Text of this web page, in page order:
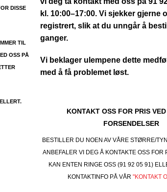
DISSE
TIL
OSS PÅ
kl. 10:00–17:00. Vi sjekker gjerne
registrert, slik at du unngår å
ganger.
Vi beklager ulempene dette
med å få problemet løst.
KONTAKT OSS FOR PRIS
FORSENDELSER
BESTILLER DU NOEN AV VÅRE STØRRE/
ANBEFALER VI DEG Å KONTAKTE OSS FOR
KAN ENTEN RINGE OSS (91 92 05 91)
KONTAKTINFO PÅ VÅR "KONTAKT